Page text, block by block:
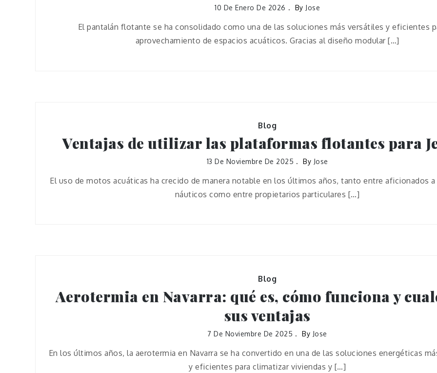
10 De Enero De 2026 By Jose
El pantalán flotante se ha consolidado como una de las soluciones más versátiles y eficientes
aprovechamiento de espacios acuáticos. Gracias al diseño modular […]
Blog
Ventajas de utilizar las plataformas flotantes para
13 De Noviembre De 2025 By Jose
El uso de motos acuáticas ha crecido de manera notable en los últimos años, tanto entre aficionados
náuticos como entre propietarios particulares […]
Blog
Aerotermia en Navarra: qué es, cómo funciona y
sus ventajas
7 De Noviembre De 2025 By Jose
En los últimos años, la aerotermia en Navarra se ha convertido en una de las soluciones energéticas
y eficientes para climatizar viviendas y […]